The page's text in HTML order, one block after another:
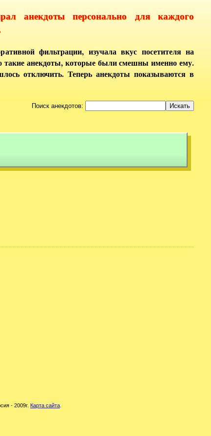
анекдоты персонально для каждого
фильтрации, изучала вкус посетителя на
такие анекдоты, которые были смешны именно ему.
отключить. Теперь анекдоты показываются в
Поиск анекдотов:
- 2009г. Карта сайта